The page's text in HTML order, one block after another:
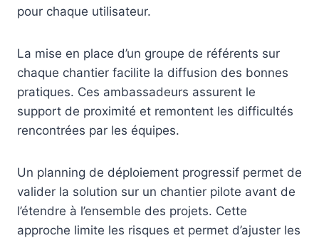
pour chaque utilisateur.
La mise en place d’un groupe de référents sur
chaque chantier facilite la diffusion des bonnes
pratiques. Ces ambassadeurs assurent le
support de proximité et remontent les difficultés
rencontrées par les équipes.
Un planning de déploiement progressif permet de
valider la solution sur un chantier pilote avant de
l’étendre à l’ensemble des projets. Cette
approche limite les risques et permet d’ajuster les